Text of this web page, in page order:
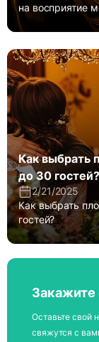
на восприятие
Как выбрать
до 30 гостей?
2/21/2025
Как выбрать
гостей?
Закажите
Оставьте свой
свяжутся с